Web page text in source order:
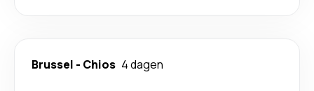
Brussel - Chios 4 dagen